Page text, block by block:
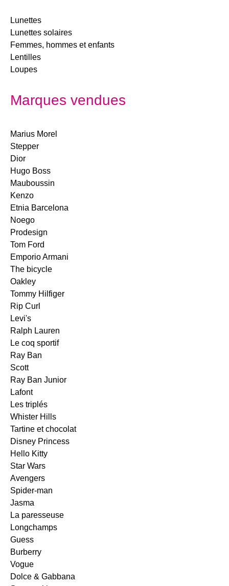
Lunettes
Lunettes solaires
Femmes, hommes et enfants
Lentilles
Loupes
Marques vendues
Marius Morel
Stepper
Dior
Hugo Boss
Mauboussin
Kenzo
Etnia Barcelona
Noego
Prodesign
Tom Ford
Emporio Armani
The bicycle
Oakley
Tommy Hilfiger
Rip Curl
Levi's
Ralph Lauren
Le coq sportif
Ray Ban
Scott
Ray Ban Junior
Lafont
Les triplés
Whister Hills
Tartine et chocolat
Disney Princess
Hello Kitty
Star Wars
Avengers
Spider-man
Jasma
La paresseuse
Longchamps
Guess
Burberry
Vogue
Dolce & Gabbana